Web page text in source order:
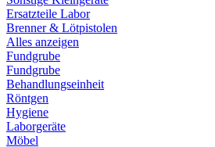
Ersatzteile Labor
Brenner & Lötpistolen
Alles anzeigen
Fundgrube
Fundgrube
Behandlungseinheit
Röntgen
Hygiene
Laborgeräte
Möbel